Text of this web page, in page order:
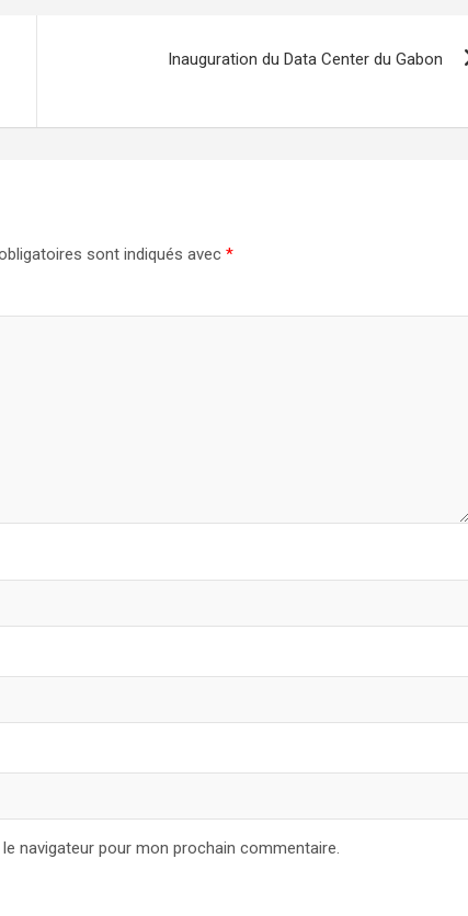
Inauguration du Data Center du Gabon
sont indiqués avec *
navigateur pour mon prochain commentaire.